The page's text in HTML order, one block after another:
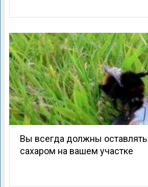
Вы всегда должны
сахаром на вашем участке